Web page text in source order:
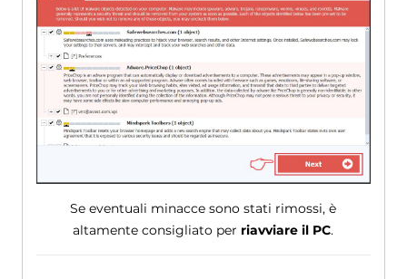
Se eventuali minacce sono stati rimossi, è
altamente consigliato per riavviare il PC.